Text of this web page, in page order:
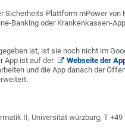
Sicherheits-Plattform mPower
Banking oder Krankenkassen-
ist, ist sie noch nicht im
App ist auf der
Webseite der
und die App danach der
II, Universität würzburg, T +49